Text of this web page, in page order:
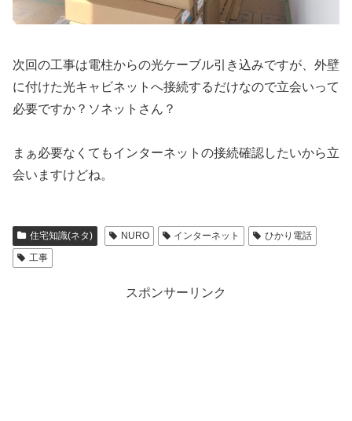
次回の工事は電柱からの光ケーブル引き込みですが、外壁
に付けた光キャビネットへ接続するだけなので立会いって
必要ですか？ソネットさん？
まぁ必要なくてもインターネットの接続確認したいから立
会いますけどね。
住宅知識(ネタ) NURO インターネット
ひかり電話
工事
スポンサーリンク